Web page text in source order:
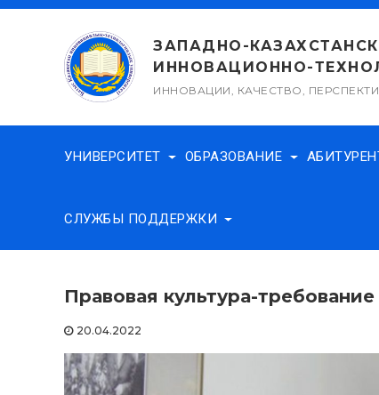
Перейти
содержимому
ЗАПАДНО-
ИННОВАЦИОННО-
ИННОВАЦИИ, КАЧЕСТВО,
УНИВЕРСИТЕТ ОБРАЗОВАНИЕ
СЛУЖБЫ ПОДДЕРЖКИ
Правовая культура-
20.04.2022